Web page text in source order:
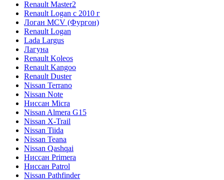
Renault Master2
Renault Logan c 2010 г
Логан МСV (Фургон)
Renault Logan
Lada Largus
Лагуна
Renault Koleos
Renault Kangoo
Renault Duster
Nissan Terrano
Nissan Note
Ниссан Micra
Nissan Almera G15
Nissan X-Trail
Nissan Tiida
Nissan Teana
Nissan Qashqai
Ниссан Primera
Ниссан Patrol
Nissan Pathfinder